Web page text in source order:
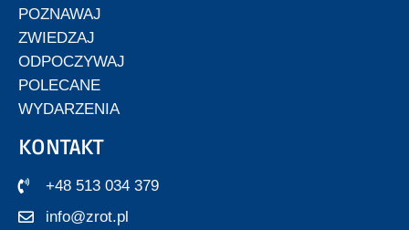
POZNAWAJ
ZWIEDZAJ
ODPOCZYWAJ
POLECANE
WYDARZENIA
KONTAKT
+48 513 034 379
info@zrot.pl